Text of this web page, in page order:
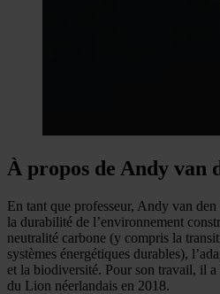
À propos de Andy van
En tant que professeur, Andy van
la durabilité de l’environnement
neutralité carbone (y compris la
systèmes énergétiques durables),
et la biodiversité. Pour son travail, il
du Lion néerlandais en 2018.